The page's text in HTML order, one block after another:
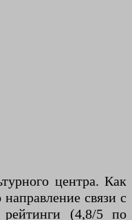
центра. Как
связи с
рейтинги (4,8/5 по